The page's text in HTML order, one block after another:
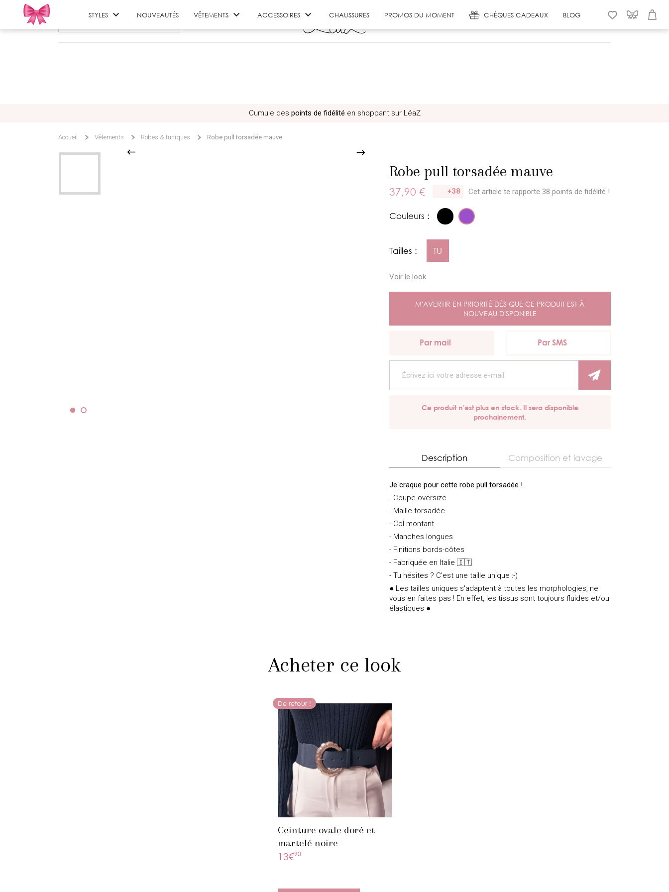
STYLES  NOUVEAUTÉS VÊTEMENTS  ACCESSOIRES  CHAUSSURES PROMOS DU MOMENT CHÈQUES CADEAUX BLOG
Cumule des points de fidélité en shoppant sur LéaZ
Accueil Vêtements Robes & tuniques Robe pull torsadée mauve
Robe pull torsadée mauve
37,90 € +38 Cet article te rapporte 38 points de fidélité !
Couleurs :
Tailles : TU
Voir le look
M'AVERTIR EN PRIORITÉ DÈS QUE CE PRODUIT EST À
NOUVEAU DISPONIBLE
Par mail Par SMS
Ce produit n’est plus en stock. Il sera disponible
prochainement.
Description Composition et lavage
Je craque pour cette robe pull torsadée !
- Coupe oversize
- Maille torsadée
- Col montant
- Manches longues
- Finitions bords-côtes
- Fabriquée en Italie 🇮🇹
- Tu hésites ? C'est une taille unique :-)
● Les tailles uniques s'adaptent à toutes les morphologies, ne
vous en faites pas ! En effet, les tissus sont toujours fluides et/ou
élastiques ●
Acheter ce look
De retour !
Ceinture ovale doré et
martelé noire
13€90